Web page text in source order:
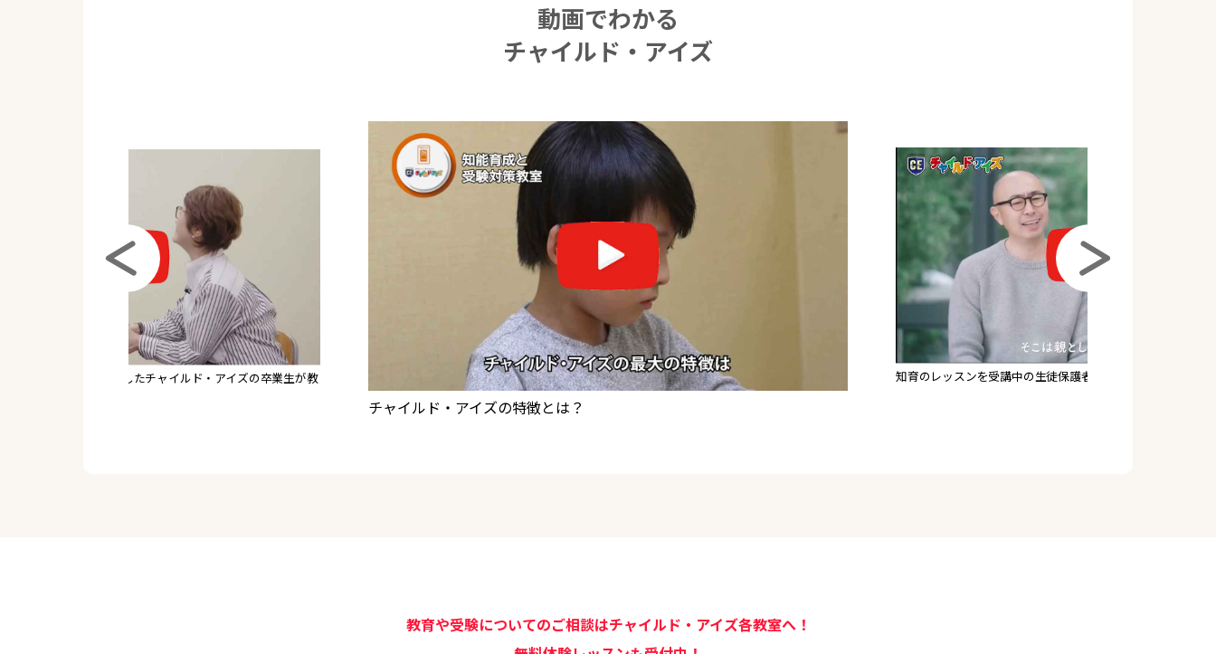
動画でわかる
チャイルド・アイズ
知育のレッスンを受講中の生徒保護者さまへインタビュー
受験のレッスンを受講中の生徒保護者さまへインタビュー
教育や受験についてのご相談はチャイルド・アイズ各教室へ！